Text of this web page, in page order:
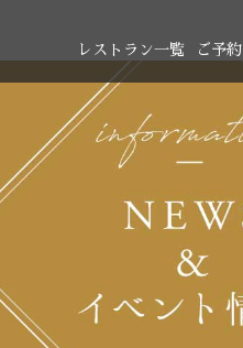
レストラン一覧 ご予約